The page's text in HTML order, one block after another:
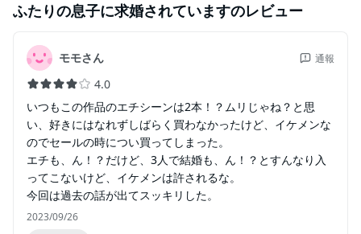
ふたりの息子に求婚されていますのレビュー
モモさん 通報
4.0
いつもこの作品のエチシーンは2本！？ムリじゃね？と思
い、好きにはなれずしばらく買わなかったけど、イケメンな
のでセールの時につい買ってしまった。
エチも、ん！？だけど、3人で結婚も、ん！？とすんなり入
ってこないけど、イケメンは許されるな。
今回は過去の話が出てスッキリした。
2023/09/26